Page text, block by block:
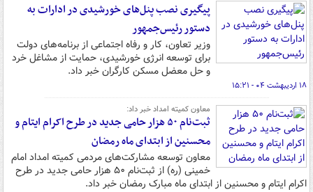
پیگیری نصب پنل‌های خورشیدی در ادارات به
دستور رئیس‌جمهور
وزیر تعاون، کار و رفاه اجتماعی از برنامه‌های دولت
برای توسعه انرژی خورشیدی، حمایت از مشاغل خرد
و حل معضل مسکن کارگران خبر داد.
۱۸ اردیبهشت ۰۴ - ۱۵:۲۱
معاون کمیته امداد خبر داد:
ثبت‌نام ۵۰ هزار حامی جدید در طرح اکرام ایتام و
محسنین از ابتدای ماه رمضان
معاون توسعه مشارکت‌های مردمی کمیته امداد امام
خمینی (ره) از ثبت‌نام ۵۰ هزار حامی جدید در طرح
اکرام ایتام و محسنین از ابتدای ماه مبارک رمضان خبر داد.